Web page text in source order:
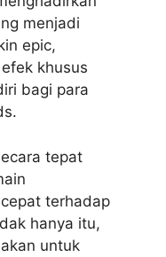
menjadi
epic,
khusus
bagi para
tepat
terhadap
hanya itu,
untuk